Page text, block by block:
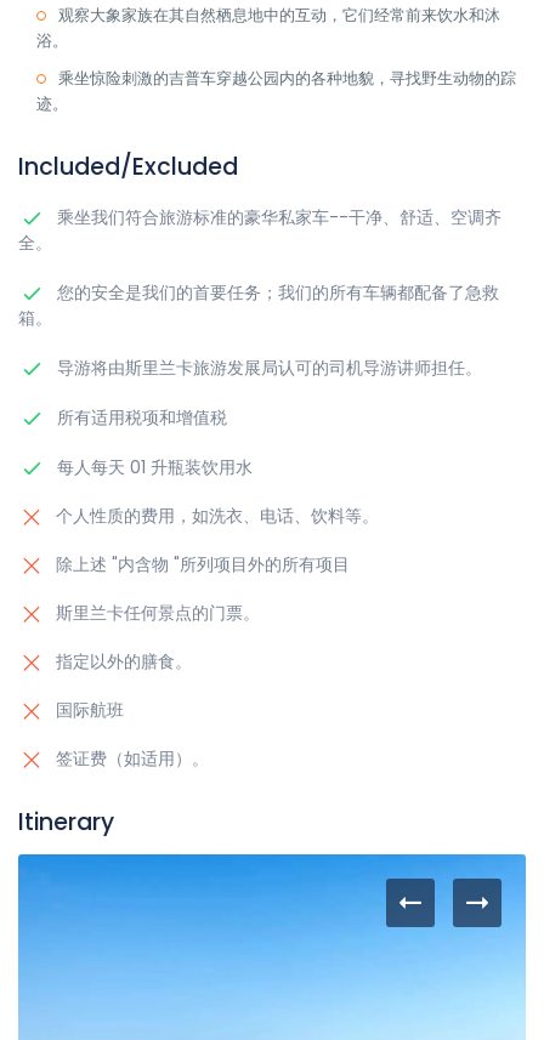
观察大象家族在其自然栖息地中的互动，它们经常前来饮水和沐
浴。
乘坐惊险刺激的吉普车穿越公园内的各种地貌，寻找野生动物的踪
迹。
Included/Excluded
乘坐我们符合旅游标准的豪华私家车--干净、舒适、空调齐
全。
您的安全是我们的首要任务；我们的所有车辆都配备了急救
箱。
导游将由斯里兰卡旅游发展局认可的司机导游讲师担任。
所有适用税项和增值税
每人每天 01 升瓶装饮用水
个人性质的费用，如洗衣、电话、饮料等。
除上述 "内含物 "所列项目外的所有项目
斯里兰卡任何景点的门票。
指定以外的膳食。
国际航班
签证费（如适用）。
Itinerary